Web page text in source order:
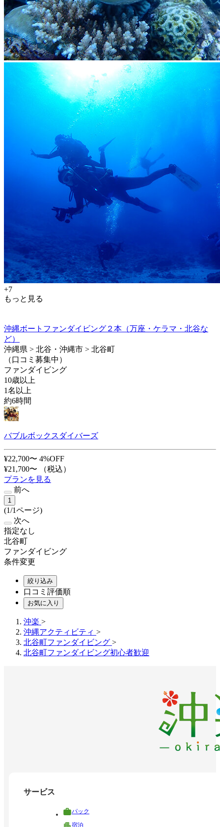
+7
もっと見る
沖縄ボートファンダイビング２本（万座・ケラマ・北谷な
ど）
沖縄県 > 北谷・沖縄市 > 北谷町
（口コミ募集中）
ファンダイビング
10歳以上
1名以上
約6時間
バブルボックスダイバーズ
¥22,700〜 4%OFF
¥21,700〜
（税込）
プランを見る
前へ
1
(1/1ページ)
次へ
指定なし
北谷町
ファンダイビング
条件変更
絞り込み
口コミ評価順
お気に入り
沖楽 >
沖縄アクティビティ >
北谷町ファンダイビング >
北谷町ファンダイビング初心者歓迎
サービス
パック
宿泊